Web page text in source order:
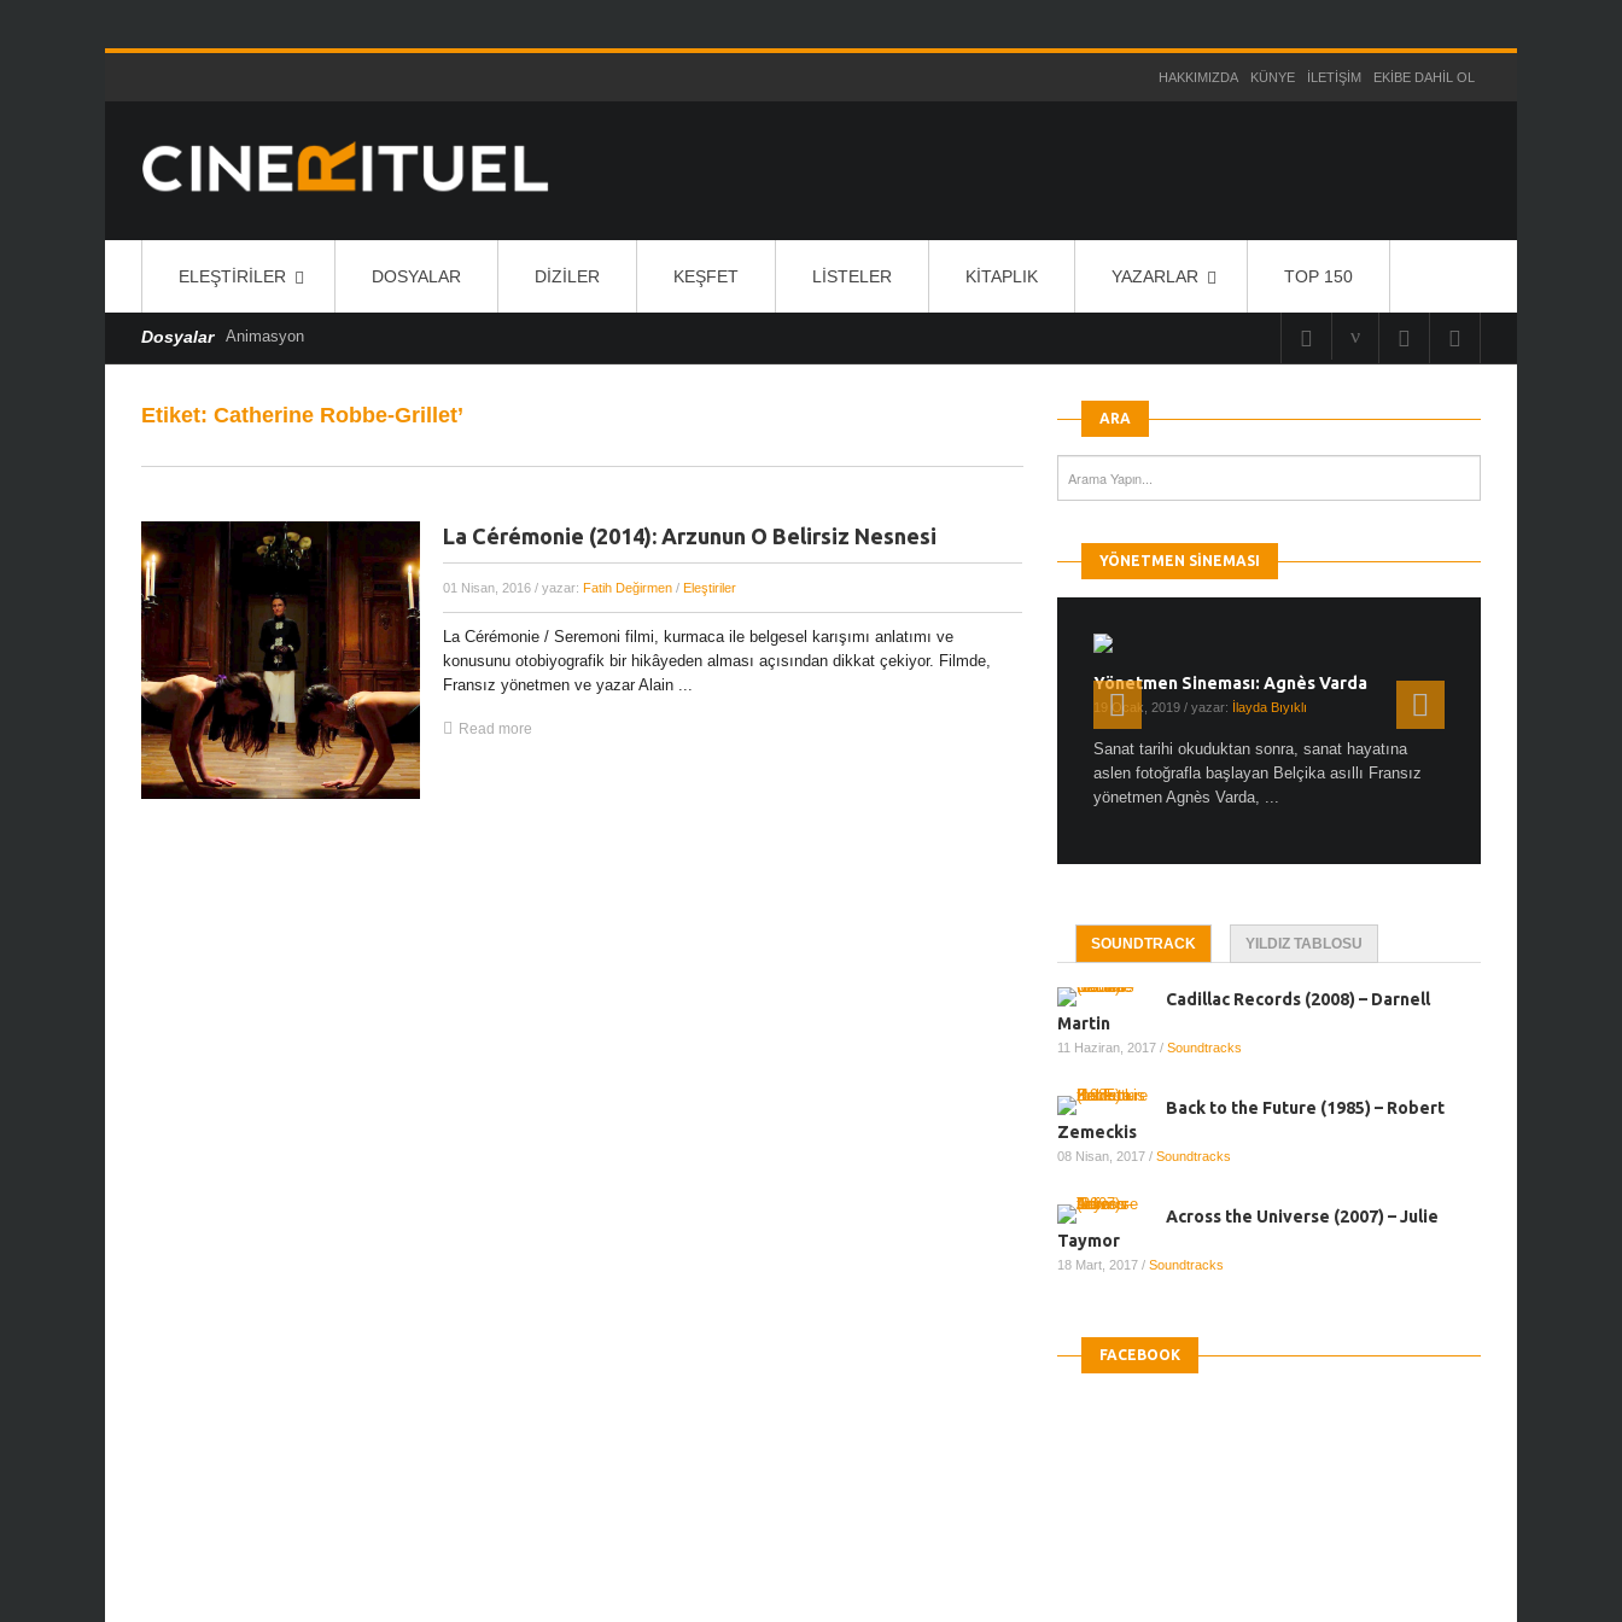
HAKKIMIZDA KÜNYE İLETIŞIM EKIBE DAHIL OL
ELEŞTIRILER DOSYALAR DIZILER KEŞFET LISTELER KITAPLIK YAZARLAR TOP 150
Dosyalar Animasyon
Etiket: Catherine Robbe-Grillet’
La Cérémonie (2014): Arzunun O Belirsiz Nesnesi
01 Nisan, 2016 / yazar: Fatih Değirmen/ Eleştiriler
La Cérémonie / Seremoni filmi, kurmaca ile belgesel karışımı anlatımı ve
konusunu otobiyografik bir hikâyeden alması açısından dikkat çekiyor. Filmde,
Fransız yönetmen ve yazar Alain ...
Read more
ARA
YÖNETMEN SINEMASI
Yönetmen Sineması: Agnès Varda
19 Ocak, 2019 / yazar: İlayda Bıyıklı
Sanat tarihi okuduktan sonra, sanat hayatına
aslen fotoğrafla başlayan Belçika asıllı Fransız
yönetmen Agnès Varda, ...
Yönetmen
SOUNDTRACK YILDIZ TABLOSU
Cadillac Records (2008) – Darnell
Martin
11 Haziran, 2017 / Soundtracks
Back to the Future (1985) – Robert
Zemeckis
08 Nisan, 2017 / Soundtracks
Across the Universe (2007) – Julie
Taymor
18 Mart, 2017 / Soundtracks
FACEBOOK